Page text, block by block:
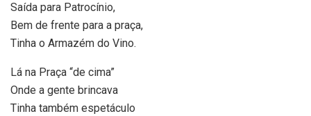
Saída para Patrocínio,
Bem de frente para a praça,
Tinha o Armazém do Vino.
Lá na Praça “de cima”
Onde a gente brincava
Tinha também espetáculo